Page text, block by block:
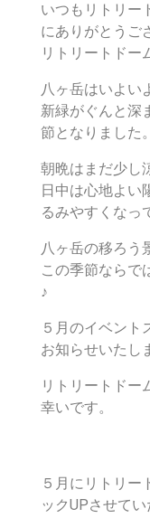
いつもリトリー
にありがとうご
リトリートドー
八ヶ岳はいよい
新緑がぐんと深
節となりました。
朝晩はまだ少し
日中は心地よい
るみやすくなっ
八ヶ岳の移ろう
この季節ならで
♪
５月のイベント
お知らせいたし
リトリートドー
幸いです。
５月にリトリー
ックUPさせてい